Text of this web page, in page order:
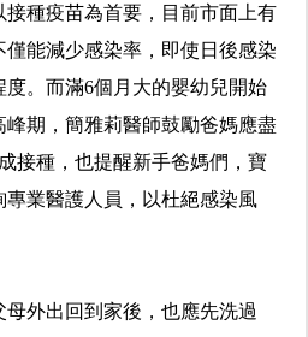
種疫苗為首要，目前市面上有
能減少感染率，即使日後感染
。而滿6個月大的嬰幼兒開始
期，簡雅莉醫師鼓勵爸媽應盡
接種，也提醒新手爸媽們，寶
業醫護人員，以杜絕感染風
外出回到家後，也應先洗過